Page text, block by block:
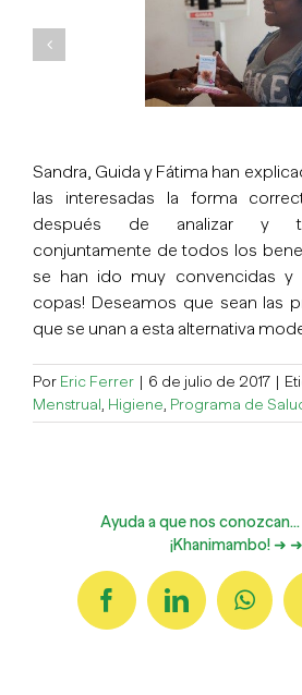
Sandra, Guida y Fátima han
las interesadas la forma
después de analizar y
conjuntamente de todos los
se han ido muy convencidas y
copas! Deseamos que sean las
que se unan a esta alternativa
Por Eric Ferrer | 6 de julio de 2017 |
Menstrual Higiene Programa de
Ayuda a que nos
¡Khanimambo! ➜
FacebookLinkedIn